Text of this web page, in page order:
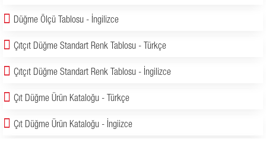
Düğme Ölçü Tablosu - İngilizce
Çıtçıt Düğme Standart Renk Tablosu - Türkçe
Çıtçıt Düğme Standart Renk Tablosu - İngilizce
Çıt Düğme Ürün Kataloğu - Türkçe
Çıt Düğme Ürün Kataloğu - İngiizce